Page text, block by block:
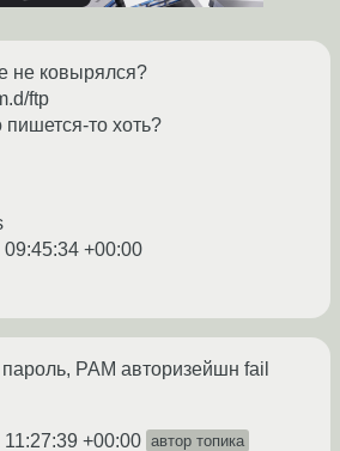
не ковырялся?
ftp
пишется-то хоть?
+00:00
PAM авторизейшн fail
+00:00 автор топика